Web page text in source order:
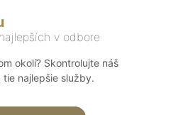
v odbore
okolí? Skontrolujte náš
najlepšie služby.